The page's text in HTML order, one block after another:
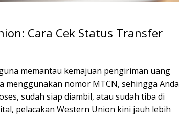
Cara Cek Status Transfer
memantau kemajuan pengiriman uang
menggunakan nomor MTCN, sehingga Anda
sudah siap diambil, atau sudah tiba di
pelacakan Western Union kini jauh lebih